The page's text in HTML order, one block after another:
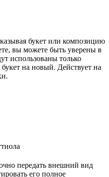
букет или композицию
вы можете быть уверены в
использованы только
на новый. Действует на
передать внешний вид
его полное